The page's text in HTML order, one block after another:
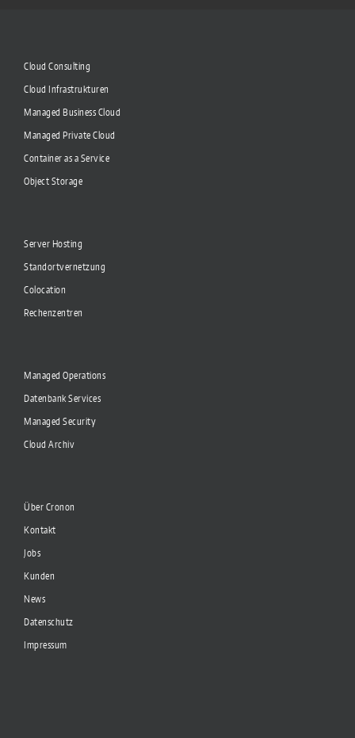
Cloud Consulting
Cloud Infrastrukturen
Managed Business Cloud
Managed Private Cloud
Container as a Service
Object Storage
Server Hosting
Standortvernetzung
Colocation
Rechenzentren
Managed Operations
Datenbank Services
Managed Security
Cloud Archiv
Über Cronon
Kontakt
Jobs
Kunden
News
Datenschutz
Impressum